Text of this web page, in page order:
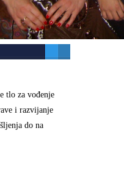
tlo za vođenje
i razvijanje
do na